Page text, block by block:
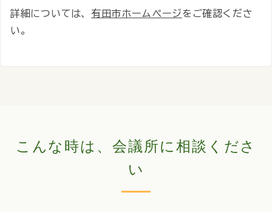
詳細については、 有田市ホームぺージをご確認くださ
い。
こんな時は、会議所に相談くださ
い